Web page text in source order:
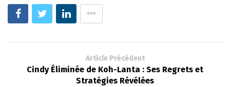
Article Précédent
Cindy Éliminée de Koh-Lanta : Ses Regrets et
Stratégies Révélées